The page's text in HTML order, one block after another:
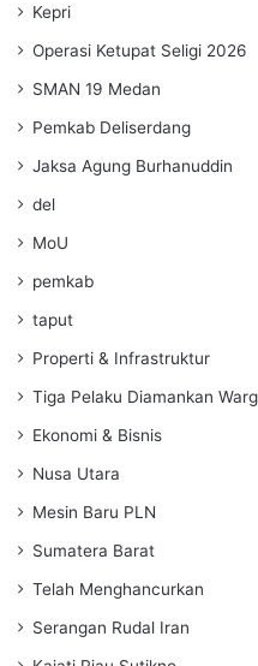
Kepri
Operasi Ketupat Seligi 2026
SMAN 19 Medan
Pemkab Deliserdang
Jaksa Agung Burhanuddin
del
MoU
pemkab
taput
Properti & Infrastruktur
Tiga Pelaku Diamankan
Ekonomi & Bisnis
Nusa Utara
Mesin Baru PLN
Sumatera Barat
Telah Menghancurkan
Serangan Rudal Iran